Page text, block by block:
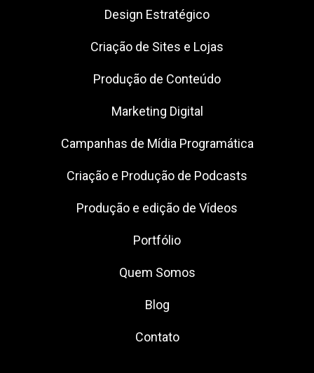
Design Estratégico
Criação de Sites e Lojas
Produção de Conteúdo
Marketing Digital
Campanhas de Mídia Programática
Criação e Produção de Podcasts
Produção e edição de Vídeos
Portfólio
Quem Somos
Blog
Contato